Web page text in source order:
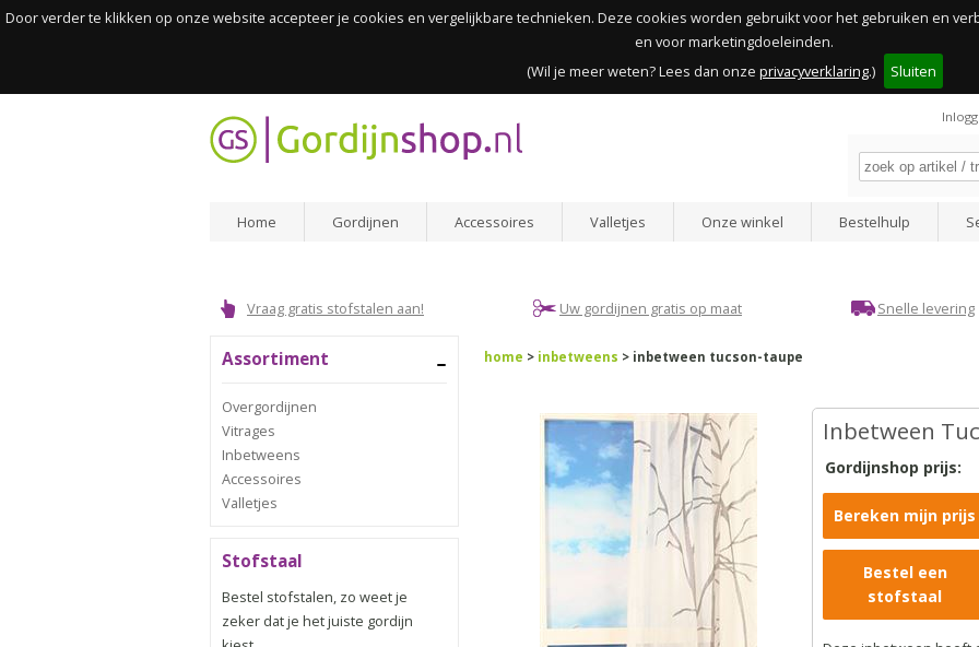
Door verder te klikken op onze website accepteer je cookies en vergelijkbare technieken. Deze cookies worden gebruikt voor het gebruiken en
en voor marketingdoeleinden.
(Wil je meer weten? Lees dan onze privacyverklaring.) Sluiten
Home Gordijnen Accessoires Valletjes Onze winkel Bestelhulp
Vraag gratis stofstalen aan! Uw gordijnen gratis op maat Snelle levering
Assortiment
Overgordijnen
Vitrages
Inbetweens
Accessoires
Valletjes
Stofstaal
Bestel stofstalen, zo weet je
zeker dat je het juiste gordijn
home > inbetweens > inbetween tucson-taupe
Inbetween
Gordijnshop prijs:
Bereken mijn prijs
Bestel een
stofstaal